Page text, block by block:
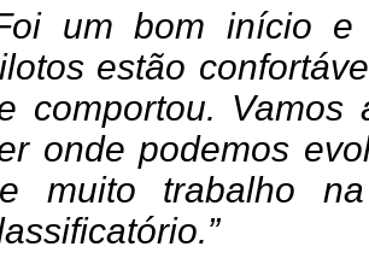
um bom início
estão
comportou. Vamos
onde podemos
muito trabalho